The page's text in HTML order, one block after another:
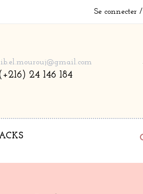
Se connecter
24 146 184